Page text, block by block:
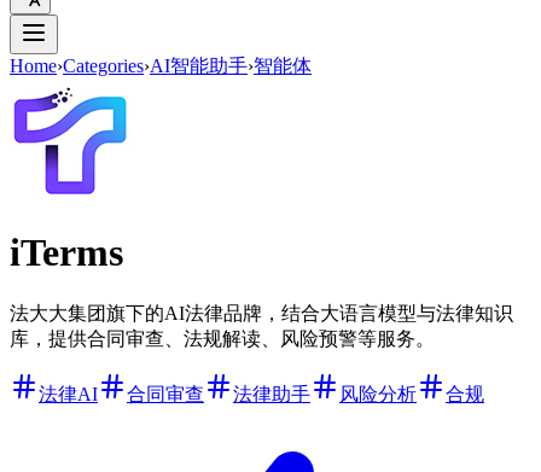
Home›Categories›AI智能助手›智能体
iTerms
法大大集团旗下的AI法律品牌，结合大语言模型与法律知识
库，提供合同审查、法规解读、风险预警等服务。
法律AI 合同审查 法律助手 风险分析 合规